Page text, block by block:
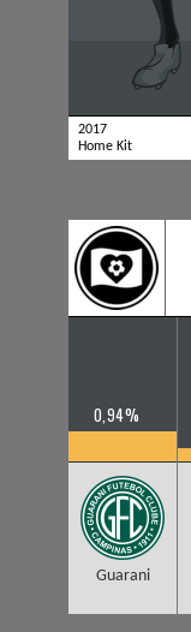
2017
Home Kit
0,94%
Guarani